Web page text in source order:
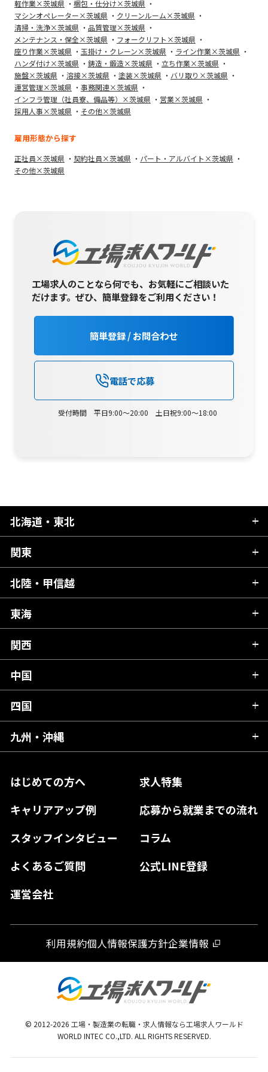
軽作業×茨城県
梱包・仕分け×茨城県
マシンオペレーター×茨城県
クリーンルーム×茨城県
清掃・洗浄×茨城県
品質管理×茨城県
メンテナンス・保全×茨城県
フォークリフト×茨城県
座り作業×茨城県
玉掛け・クレーン×茨城県
ライン作業×茨城県
ハンダ付け×茨城県
鋳造・鍛造×茨城県
立ち作業×茨城県
施盤×茨城県
溶接×茨城県 塗装×茨城県
バリ取り×茨城県
運営管理×茨城県
事務関連×茨城県
インフラ管理（社員寮、備品等）×茨城県
営業×茨城県
採用人事×茨城県
その他×茨城県
雇用形態から探す
正社員×茨城県 契約社員×茨城県
パート・アルバイト×茨城県
その他×茨城県
工場求人のことなら何でも、お気軽にご相談いた
だけます。ぜひ、簡単登録をご利用ください！
簡単登録 / お問合わせ
電話で応募
受付時間 平日9:00～20:00 土日祝9:00～18:00
はじめての方へ
求人特集
キャリアアップ例
応募から就業までの流れ
スタッフインタビュー
コラム
よくあるご質問
公式LINE登録
運営会社
北海道・東北
北海道
青森県
秋田県
岩手県
宮城県
福島県
関東
茨城県
栃木県
群馬県
千葉県
東京都
神奈川県
北陸・甲信越
新潟県
富山県
石川県
山梨県
長野県
東海
岐阜県
静岡県
愛知県
関西
滋賀県
京都府
大阪府
奈良県
和歌山県
中国
広島県
岡山県
島根県
山口県
四国
愛媛県
高知県
徳島県
九州・沖縄
熊本県
宮崎県
鹿児島県
利用規約個人情報保護方針企業情報
© 2012-2026 工場・製造業の転職・求人情報なら工場求人ワールド
WORLD INTEC CO.,LTD. ALL RIGHTS RESERVED.